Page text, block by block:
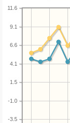
-3.5
-1.0
1.5
4.1
6.6
9.1
11.6